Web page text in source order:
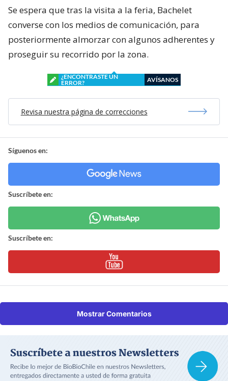
Se espera que tras la visita a la feria, Bachelet
converse con los medios de comunicación, para
posteriormente almorzar con algunos adherentes y
proseguir su recorrido por la zona.
¿ENCONTRASTE UN
ERROR?
AVÍSANOS
Revisa nuestra página de correcciones
Síguenos en:
Suscríbete en:
Suscríbete en:
Mostrar Comentarios